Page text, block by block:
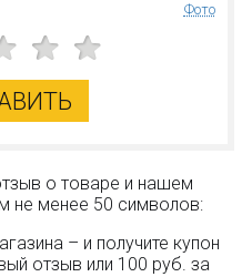
Фото
о товаре и нашем
не менее 50 символов:
– и получите купон
отзыв или 100 руб. за